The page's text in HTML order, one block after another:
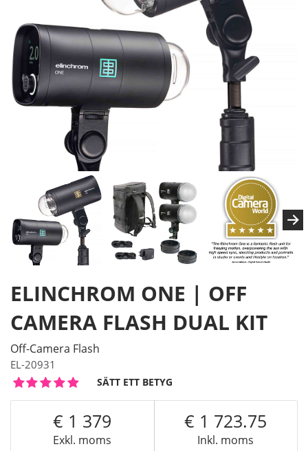
ELINCHROM ONE | OFF
CAMERA FLASH DUAL KIT
Off-Camera Flash
EL-20931
SÄTT ETT BETYG
Exkl. moms
1 379
Inkl. moms
1 723.75